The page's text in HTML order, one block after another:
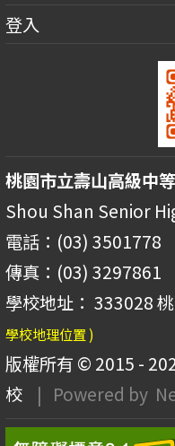
登入
桃園市立壽山高級中
Shou Shan Senior
電話：(03) 3501778
傳真：(03) 3297861
學校地址： 333028
學校地理位置 )
版權所有 © 2015 -
校
| Powered by